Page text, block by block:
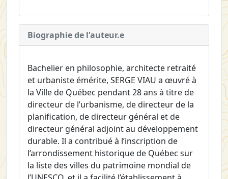
Biographie de l'auteur.e
Bachelier en philosophie, architecte retraité
et urbaniste émérite, SERGE VIAU a œuvré à
la Ville de Québec pendant 28 ans à titre de
directeur de l’urbanisme, de directeur de la
planification, de directeur général et de
directeur général adjoint au développement
durable. Il a contribué à l’inscription de
l’arrondissement historique de Québec sur
la liste des villes du patrimoine mondial de